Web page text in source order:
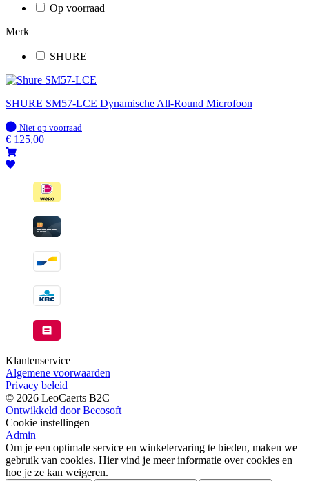
Op voorraad
Merk
SHURE
SHURE SM57-LCE Dynamische All-Round Microfoon
Op
voorraad
Niet op voorraad
€ 125,00
Klantenservice
Algemene voorwaarden
Privacy beleid
© 2026 LeoCaerts B2C
Ontwikkeld door Becosoft
Cookie instellingen
Admin
Om je een optimale service en winkelervaring te bieden, maken we
gebruik van cookies. Hier vind je meer informatie over cookies en
hoe je ze kan weigeren.